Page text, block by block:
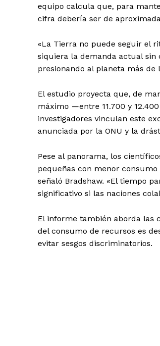
equipo calcula que, para
cifra debería ser de
«La Tierra no puede seguir el
siquiera la demanda actual sin
presionando al planeta más
El estudio proyecta que, de
máximo —entre 11.700 y
investigadores vinculan este
anunciada por la ONU y la
Pese al panorama, los
pequeñas con menor
señaló Bradshaw. «El tiempo
significativo si las naciones
El informe también aborda las
del consumo de recursos es
evitar sesgos discriminatorios.